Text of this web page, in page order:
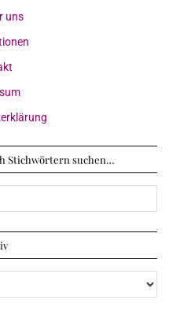
uns
Stichwörtern suchen…